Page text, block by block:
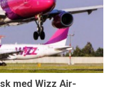
med Wizz Air-